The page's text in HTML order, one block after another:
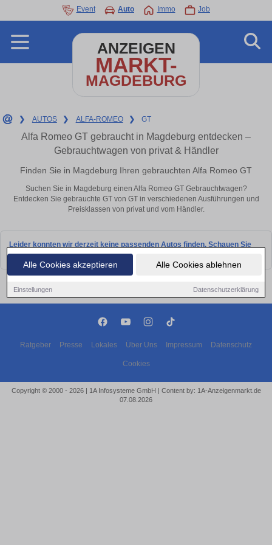
Alle Cookies akzeptieren Alle Cookies ablehnen
Einstellungen Datenschutzerklärung
Event Auto Immo Job
ANZEIGEN
MARKT-
MAGDEBURG
❯ AUTOS ❯ ALFA-ROMEO ❯ GT
Alfa Romeo GT gebraucht in Magdeburg entdecken –
Gebrauchtwagen von privat & Händler
Finden Sie in Magdeburg Ihren gebrauchten Alfa Romeo GT
Suchen Sie in Magdeburg einen Alfa Romeo GT Gebrauchtwagen?
Entdecken Sie gebrauchte GT von GT in verschiedenen Ausführungen und
Preisklassen von privat und vom Händler.
Leider konnten wir derzeit keine passenden Autos finden. Schauen Sie
bald wieder vorbei!
Ratgeber Presse Lokales Über Uns Impressum Datenschutz
Cookies
Copyright © 2000 - 2026 | 1A Infosysteme GmbH | Content by: 1A-Anzeigenmarkt.de
07.08.2026